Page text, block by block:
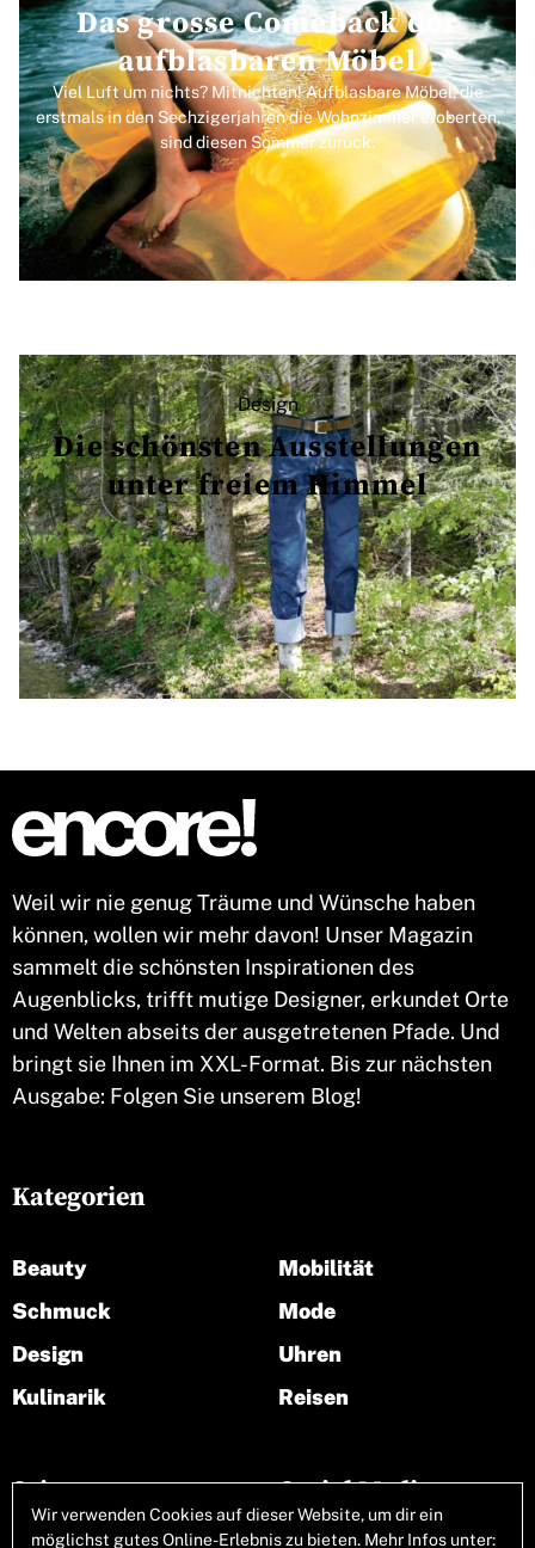
Das grosse Comeback der
aufblasbaren Möbel
Viel Luft um nichts? Mitnichten! Aufblasbare Möbel, die
erstmals in den Sechzigerjahren die Wohnzimmer eroberten,
sind diesen Sommer zurück.
Design
Die schönsten Ausstellungen
unter freiem Himmel
Weil wir nie genug Träume und Wünsche haben
können, wollen wir mehr davon! Unser Magazin
sammelt die schönsten Inspirationen des
Augenblicks, trifft mutige Designer, erkundet Orte
und Welten abseits der ausgetretenen Pfade. Und
bringt sie Ihnen im XXL-Format. Bis zur nächsten
Ausgabe: Folgen Sie unserem Blog!
Seiten
Kategorien
Beauty
Schmuck
Design
Kulinarik
Mobilität
Mode
Uhren
Reisen
Social Media
Wir verwenden Cookies auf dieser Website, um dir ein
möglichst gutes Online-Erlebnis zu bieten. Mehr Infos unter: